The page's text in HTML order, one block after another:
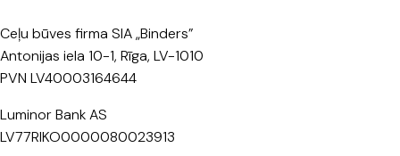
Ceļu būves firma SIA „Binders”
Antonijas iela 10-1, Rīga, LV-1010
PVN LV40003164644
Luminor Bank AS
LV77RIKO0000080023913